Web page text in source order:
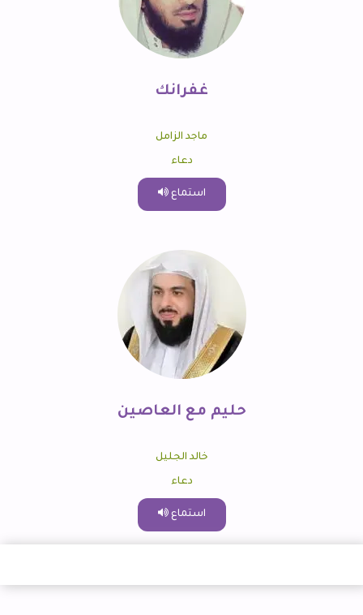
غفرانك
ماجد الزامل
دعاء
استماع
حليم مع العاصين
خالد الجليل
دعاء
استماع